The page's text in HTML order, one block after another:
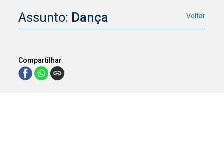
Assunto: Dança Voltar
Compartilhar